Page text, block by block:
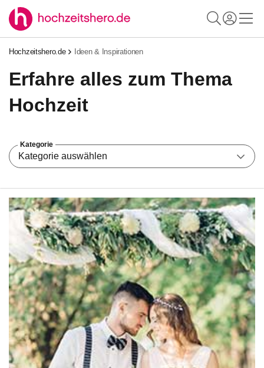
Hochzeitshero.de Ideen & Inspirationen
Erfahre alles zum Thema
Hochzeit
Kategorie